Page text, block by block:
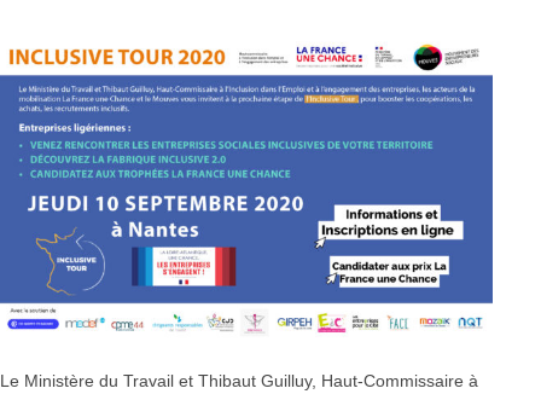
Le Ministère du Travail et Thibaut Guilluy, Haut-Commissaire à